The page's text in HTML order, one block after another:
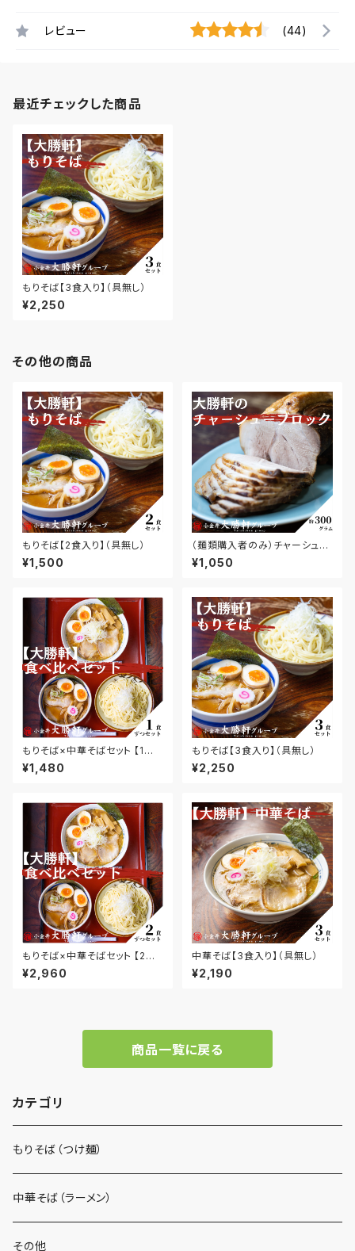
レビュー (44)
最近チェックした商品
もりそば【3食入り】（具無し）
¥2,250
その他の商品
もりそば【2食入り】（具無し）
¥1,500
（麺類購入者のみ）チャーシュー
ブロック約300g
¥1,050
もりそば×中華そばセット 【1食
ずつ、合計2食】（具無し）
¥1,480
もりそば【3食入り】（具無し）
¥2,250
もりそば×中華そばセット 【2食
ずつ、合計4食】（具無し）
¥2,960
中華そば【3食入り】（具無し）
¥2,190
商品一覧に戻る
カテゴリ
もりそば（つけ麺）
中華そば（ラーメン）
その他